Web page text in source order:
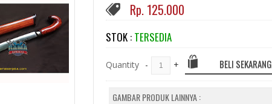
Rp. 125.000
STOK : TERSEDIA
Quantity - + BELI SEKARANG
GAMBAR PRODUK LAINNYA :